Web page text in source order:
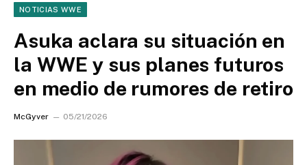
NOTICIAS WWE
Asuka aclara su situación en
la WWE y sus planes futuros
en medio de rumores de retiro
McGyver 05/21/2026